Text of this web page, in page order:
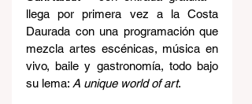
llega por primera vez a la Costa
Daurada con una programación que
mezcla artes escénicas, música en
vivo, baile y gastronomía, todo bajo
su lema: A unique world of art.